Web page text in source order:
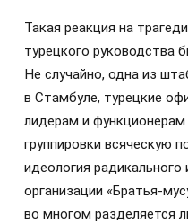
Такая реакция на
турецкого руководства
Не случайно, одна из
в Стамбуле, турецкие
лидерам и функционерам
группировки всяческую
идеология радикального
организации «Братья-
во многом разделяется